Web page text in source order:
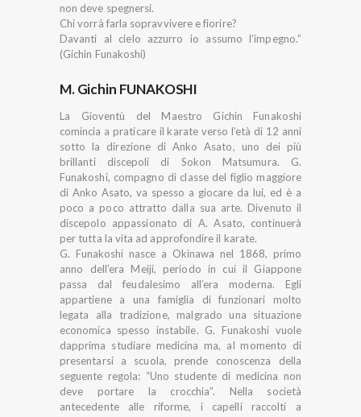
non deve spegnersi.
Chi vorrà farla sopravvivere e fiorire?
Davanti al cielo azzurro io assumo l’impegno.”
(Gichin Funakoshi)
M. Gichin FUNAKOSHI
La Gioventù del Maestro Gichin Funakoshi
comincia a praticare il karate verso l’età di 12 anni
sotto la direzione di Anko Asato, uno dei più
brillanti discepoli di Sokon Matsumura. G.
Funakoshi, compagno di classe del figlio maggiore
di Anko Asato, va spesso a giocare da lui, ed è a
poco a poco attratto dalla sua arte. Divenuto il
discepolo appassionato di A. Asato, continuerà
per tutta la vita ad approfondire il karate.
G. Funakoshi nasce a Okinawa nel 1868, primo
anno dell’era Meiji, periodo in cui il Giappone
passa dal feudalesimo all’era moderna. Egli
appartiene a una famiglia di funzionari molto
legata alla tradizione, malgrado una situazione
economica spesso instabile. G. Funakoshi vuole
dapprima studiare medicina ma, al momento di
presentarsi a scuola, prende conoscenza della
seguente regola: “Uno studente di medicina non
deve portare la crocchia”. Nella società
antecedente alle riforme, i capelli raccolti a